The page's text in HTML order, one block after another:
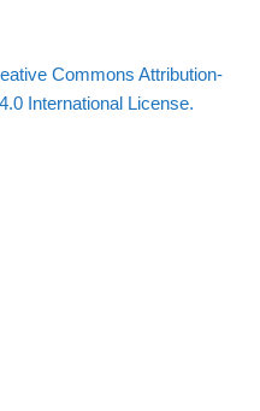
Commons Attribution-
International License.